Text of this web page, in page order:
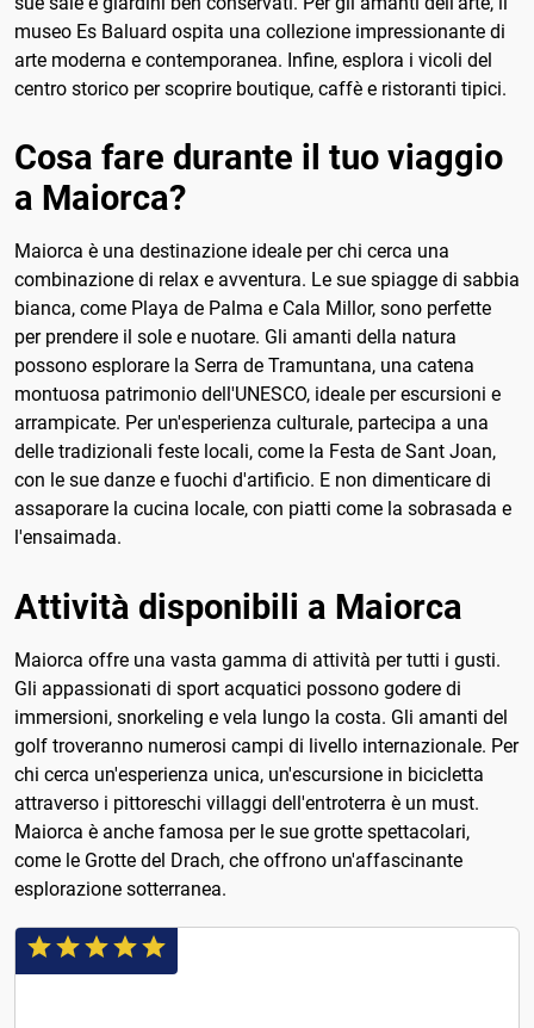
museo Es Baluard ospita una collezione impressionante di
arte moderna e contemporanea. Infine, esplora i vicoli del
centro storico per scoprire boutique, caffè e ristoranti tipici.
Cosa fare durante il tuo viaggio
a Maiorca?
Maiorca è una destinazione ideale per chi cerca una
combinazione di relax e avventura. Le sue spiagge di sabbia
bianca, come Playa de Palma e Cala Millor, sono perfette
per prendere il sole e nuotare. Gli amanti della natura
possono esplorare la Serra de Tramuntana, una catena
montuosa patrimonio dell'UNESCO, ideale per escursioni e
arrampicate. Per un'esperienza culturale, partecipa a una
delle tradizionali feste locali, come la Festa de Sant Joan,
con le sue danze e fuochi d'artificio. E non dimenticare di
assaporare la cucina locale, con piatti come la sobrasada e
l'ensaimada.
Attività disponibili a Maiorca
Maiorca offre una vasta gamma di attività per tutti i gusti.
Gli appassionati di sport acquatici possono godere di
immersioni, snorkeling e vela lungo la costa. Gli amanti del
golf troveranno numerosi campi di livello internazionale. Per
chi cerca un'esperienza unica, un'escursione in bicicletta
attraverso i pittoreschi villaggi dell'entroterra è un must.
Maiorca è anche famosa per le sue grotte spettacolari,
come le Grotte del Drach, che offrono un'affascinante
esplorazione sotterranea.